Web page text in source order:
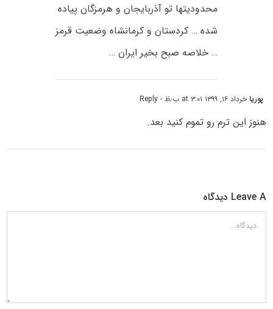
محدودیتها تو آذربایجان و هرمزگان پیاده
شده … کردستان و کرمانشاه وضعیت قرمز
… خلاصه صبح بخیر ایران …
پوریاخرداد ۱۶, ۱۳۹۹ at ۳:۰۱ ب٫ظ - Reply
هنوز این ترم رو تموم کنید بعد.
Leave A دیدگاه
دیدگاه